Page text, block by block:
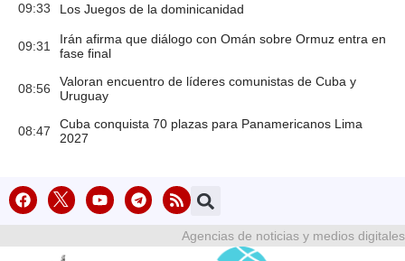
09:33 Los Juegos de la dominicanidad
09:31
Irán afirma que diálogo con Omán sobre Ormuz entra en
fase final
08:56
Valoran encuentro de líderes comunistas de Cuba y
Uruguay
08:47
Cuba conquista 70 plazas para Panamericanos Lima
2027
Agencias de noticias y medios digitales